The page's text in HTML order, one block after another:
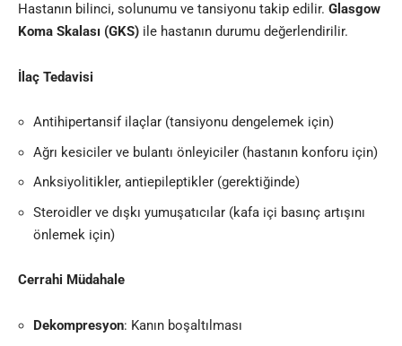
Hastanın bilinci, solunumu ve tansiyonu takip edilir. Glasgow
Koma Skalası (GKS) ile hastanın durumu değerlendirilir.
İlaç Tedavisi
Antihipertansif ilaçlar (tansiyonu dengelemek için)
Ağrı kesiciler ve bulantı önleyiciler (hastanın konforu için)
Anksiyolitikler, antiepileptikler (gerektiğinde)
Steroidler ve dışkı yumuşatıcılar (kafa içi basınç artışını
önlemek için)
Cerrahi Müdahale
Dekompresyon: Kanın boşaltılması